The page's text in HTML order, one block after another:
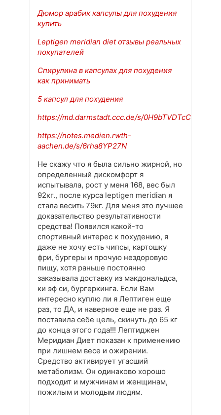
Дюмор арабик капсулы для похудения
купить
Leptigen meridian diet отзывы реальных
покупателей
Спирулина в капсулах для похудения
как принимать
5 капсул для похудения
https://md.darmstadt.ccc.de/s/0H9bTVDTcC
https://notes.medien.rwth-
aachen.de/s/6rha8YP27N
Не скажу что я была сильно жирной, но
определенный дискомфорт я
испытывала, рост у меня 168, вес был
92кг., после курса leptigen meridian я
стала весить 79кг. Для меня это лучшее
доказательство результативности
средства! Появился какой-то
спортивный интерес к похудению, я
даже не хочу есть чипсы, картошку
фри, бургеры и прочую нездоровую
пищу, хотя раньше постоянно
заказывала доставку из макдональдса,
ки эф си, бургеркинга. Если Вам
интересно куплю ли я Лептиген еще
раз, то ДА, и наверное еще не раз. Я
поставила себе цель, скинуть до 65 кг
до конца этого года!!! Лептиджен
Меридиан Диет показан к применению
при лишнем весе и ожирении.
Средство активирует угасший
метаболизм. Он одинаково хорошо
подходит и мужчинам и женщинам,
пожилым и молодым людям.